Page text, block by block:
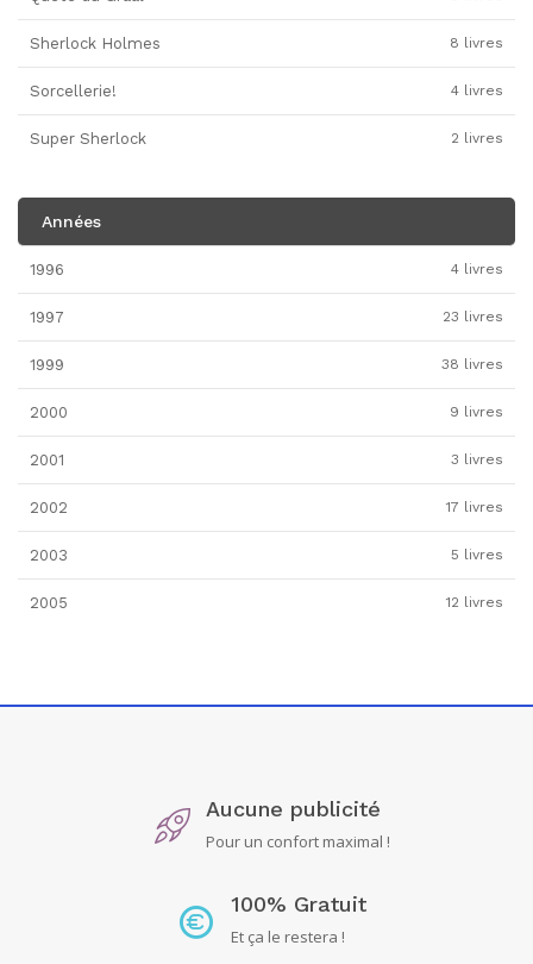
Sherlock Holmes 8 livres
Sorcellerie! 4 livres
Super Sherlock 2 livres
Années
1996 4 livres
1997 23 livres
1999 38 livres
2000 9 livres
2001 3 livres
2002 17 livres
2003 5 livres
2005 12 livres
Aucune publicité
Pour un confort maximal !
100% Gratuit
Et ça le restera !